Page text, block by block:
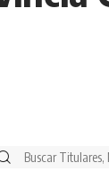
Buscar